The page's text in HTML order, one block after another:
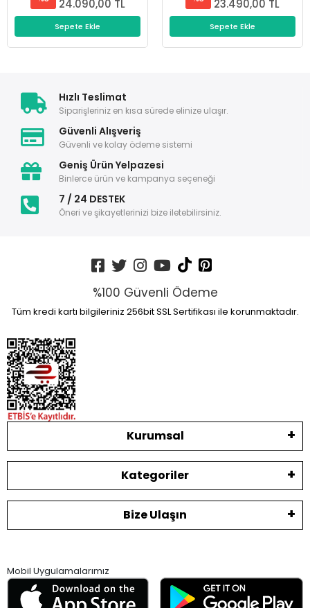
24.090,00 TL
Sepete Ekle
23.490,00 TL
Sepete Ekle
Hızlı Teslimat
Siparişleriniz en kısa sürede elinize ulaşır.
Güvenli Alışveriş
Güvenli ve kolay ödeme sistemi
Geniş Ürün Yelpazesi
Binlerce ürün ve kampanya seçeneği
7 / 24 DESTEK
Öneri ve şikayetlerinizi bize iletebilirsiniz.
%100 Güvenli Ödeme
Tüm kredi kartı bilgileriniz 256bit SSL Sertifikası ile korunmaktadır.
Kurumsal
Kategoriler
Bize Ulaşın
Mobil Uygulamalarımız